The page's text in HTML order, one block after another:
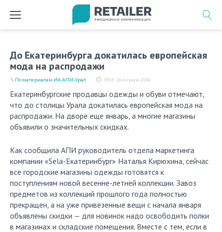
До Екатеринбурга докатилась европейская
мода на распродажи
09:01, 26 января 2006
По материалам ИА АПИ-Урал
Екатеринбургские продавцы одежды и обуви отмечают,
что до столицы Урала докатилась европейская мода на
распродажи. На дворе еще январь, а многие магазины
объявили о значительных скидках.
Как сообщила АПИ руководитель отдела маркетинга
компании «Sela-Екатеринбург» Наталья Кирюхина, сейчас
все городские магазины одежды готовятся к
поступлениям новой весенне-летней коллекции. Завоз
предметов из коллекций прошлого года полностью
прекращен, а на уже привезенные вещи с начала января
объявлены скидки — для новинок надо освободить полки
в магазинах и складские помещения. Вместе с тем, если в